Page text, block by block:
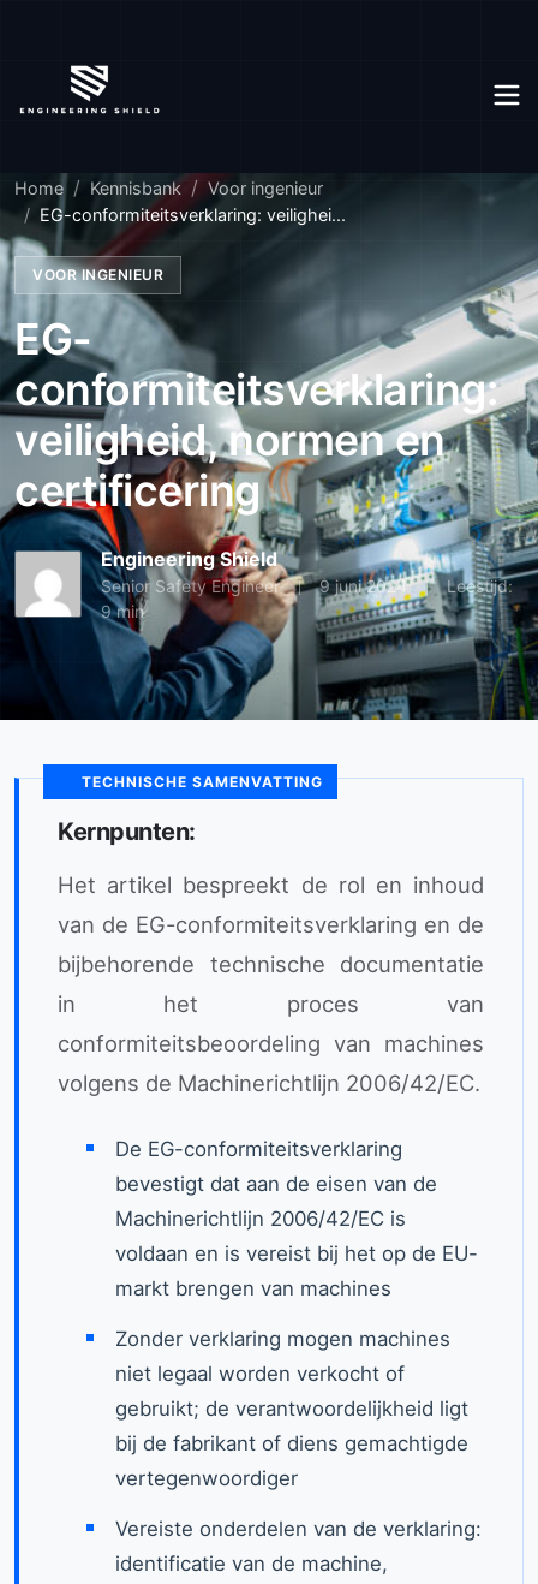
Home Kennisbank
Voor ingenieur
EG-conformiteitsverklaring: veilighei...
VOOR INGENIEUR
EG-
conformiteitsverklaring:
veiligheid, normen en
certificering
Engineering Shield
Senior Safety Engineer 9 juni 2024
Leestijd:
9 min
TECHNISCHE SAMENVATTING
Kernpunten:
Het artikel bespreekt de rol en inhoud
van de EG-conformiteitsverklaring en de
bijbehorende technische documentatie
in het proces van
conformiteitsbeoordeling van machines
volgens de Machinerichtlijn 2006/42/EC.
De EG-conformiteitsverklaring
bevestigt dat aan de eisen van de
Machinerichtlijn 2006/42/EC is
voldaan en is vereist bij het op de EU-
markt brengen van machines
Zonder verklaring mogen machines
niet legaal worden verkocht of
gebruikt; de verantwoordelijkheid ligt
bij de fabrikant of diens gemachtigde
vertegenwoordiger
Vereiste onderdelen van de verklaring:
identificatie van de machine,